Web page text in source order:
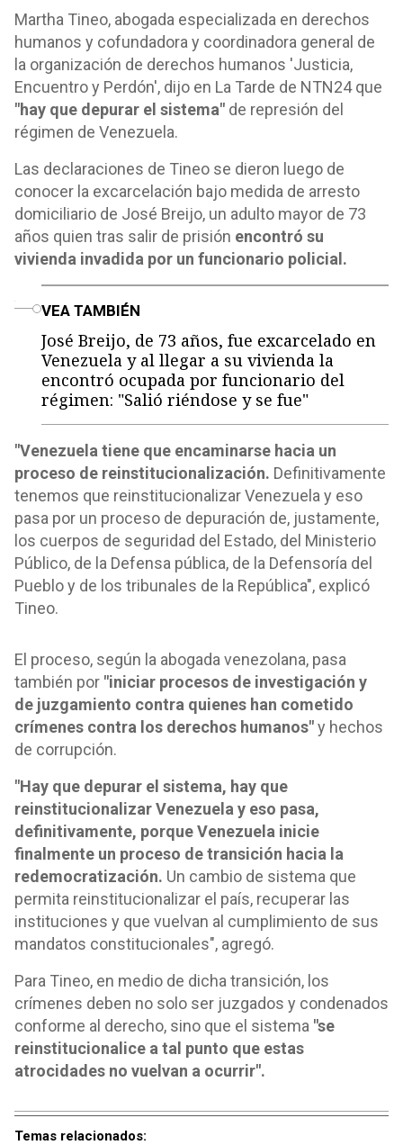
Martha Tineo, abogada especializada en derechos
humanos y cofundadora y coordinadora general de
la organización de derechos humanos 'Justicia,
Encuentro y Perdón', dijo en La Tarde de NTN24 que
"hay que depurar el sistema" de represión del
régimen de Venezuela.
Las declaraciones de Tineo se dieron luego de
conocer la excarcelación bajo medida de arresto
domiciliario de José Breijo, un adulto mayor de 73
años quien tras salir de prisión encontró su
vivienda invadida por un funcionario policial.
VEA TAMBIÉN
José Breijo, de 73 años, fue excarcelado en
Venezuela y al llegar a su vivienda la
encontró ocupada por funcionario del
régimen: "Salió riéndose y se fue"
"Venezuela tiene que encaminarse hacia un
proceso de reinstitucionalización. Definitivamente
tenemos que reinstitucionalizar Venezuela y eso
pasa por un proceso de depuración de, justamente,
los cuerpos de seguridad del Estado, del Ministerio
Público, de la Defensa pública, de la Defensoría del
Pueblo y de los tribunales de la República", explicó
Tineo.
El proceso, según la abogada venezolana, pasa
también por "iniciar procesos de investigación y
de juzgamiento contra quienes han cometido
crímenes contra los derechos humanos"y hechos
de corrupción.
"Hay que depurar el sistema, hay que
reinstitucionalizar Venezuela y eso pasa,
definitivamente, porque Venezuela inicie
finalmente un proceso de transición hacia la
redemocratización. Un cambio de sistema que
permita reinstitucionalizar el país, recuperar las
instituciones y que vuelvan al cumplimiento de sus
mandatos constitucionales", agregó.
Para Tineo, en medio de dicha transición, los
crímenes deben no solo ser juzgados y condenados
conforme al derecho, sino que el sistema "se
reinstitucionalice a tal punto que estas
atrocidades no vuelvan a ocurrir".
Temas relacionados: